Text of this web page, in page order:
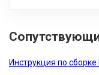
Инструкция по